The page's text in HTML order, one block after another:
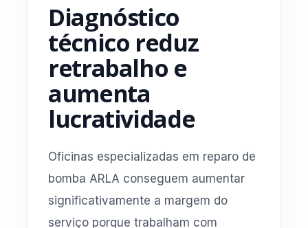
Diagnóstico
técnico reduz
retrabalho e
aumenta
lucratividade
Oficinas especializadas em reparo de
bomba ARLA conseguem aumentar
significativamente a margem do
serviço porque trabalham com